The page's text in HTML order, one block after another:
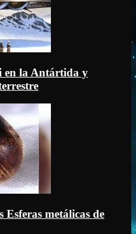
en la Antártida y
Esferas metálicas de